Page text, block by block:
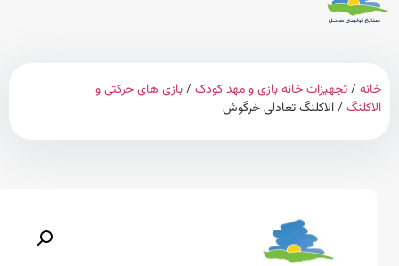
تجهیزات خانه بازی و مهد کودک/بازی های حرکتی و
/ الاکلنگ تعادلی خرگوش